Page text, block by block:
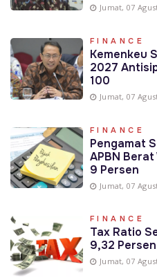
Jumat, 07
FINANCE
Kemenkeu
2027
100
Jumat, 07
FINANCE
Pengamat
APBN
9 Persen
Jumat, 07
FINANCE
Tax Ratio
9,32
Jumat, 07